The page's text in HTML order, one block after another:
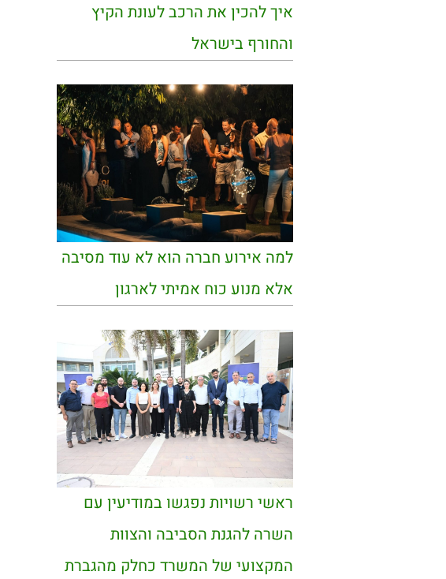
איך להכין את הרכב לעונת הקיץ
והחורף בישראל
למה אירוע חברה הוא לא עוד מסיבה
אלא מנוע כוח אמיתי לארגון
ראשי רשויות נפגשו במודיעין עם
השרה להגנת הסביבה והצוות
המקצועי של המשרד כחלק מהגברת